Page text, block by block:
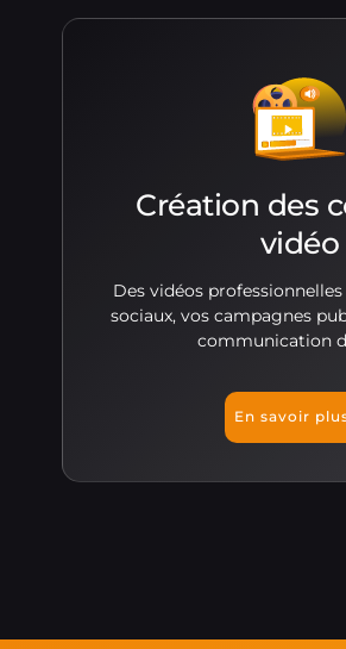
Création des
vidéo
Des vidéos
sociaux, vos campagnes
communication
En savoir